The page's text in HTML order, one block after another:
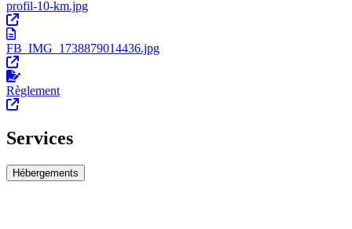
profil-10-km.jpg
FB_IMG_1738879014436.jpg
Règlement
Services
Hébergements